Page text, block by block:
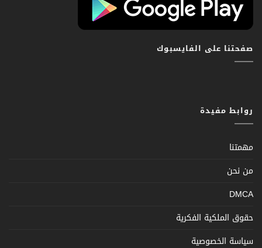
صفحتنا على الفايسبوك
روابط مفيدة
مهمتنا
من نحن
DMCA
حقوق الملكية الفكرية
سياسة الخصوصية